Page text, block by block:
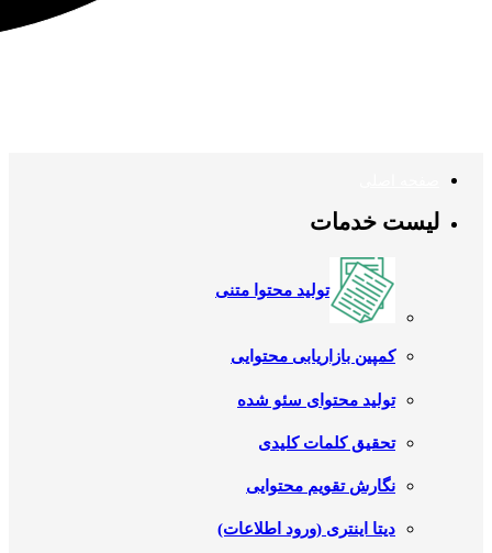
لیست خدمات
تولید محتوا متنی
کمپین بازاریابی محتوایی
تولید محتوای سئو شده
تحقیق کلمات کلیدی
نگارش تقویم محتوایی
دیتا اینتری (ورود اطلاعات)